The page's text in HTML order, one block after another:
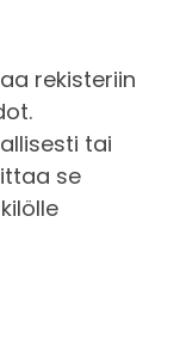
rekisteriin
tai
se